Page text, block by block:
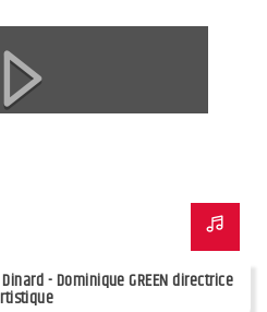
- Dominique GREEN directrice